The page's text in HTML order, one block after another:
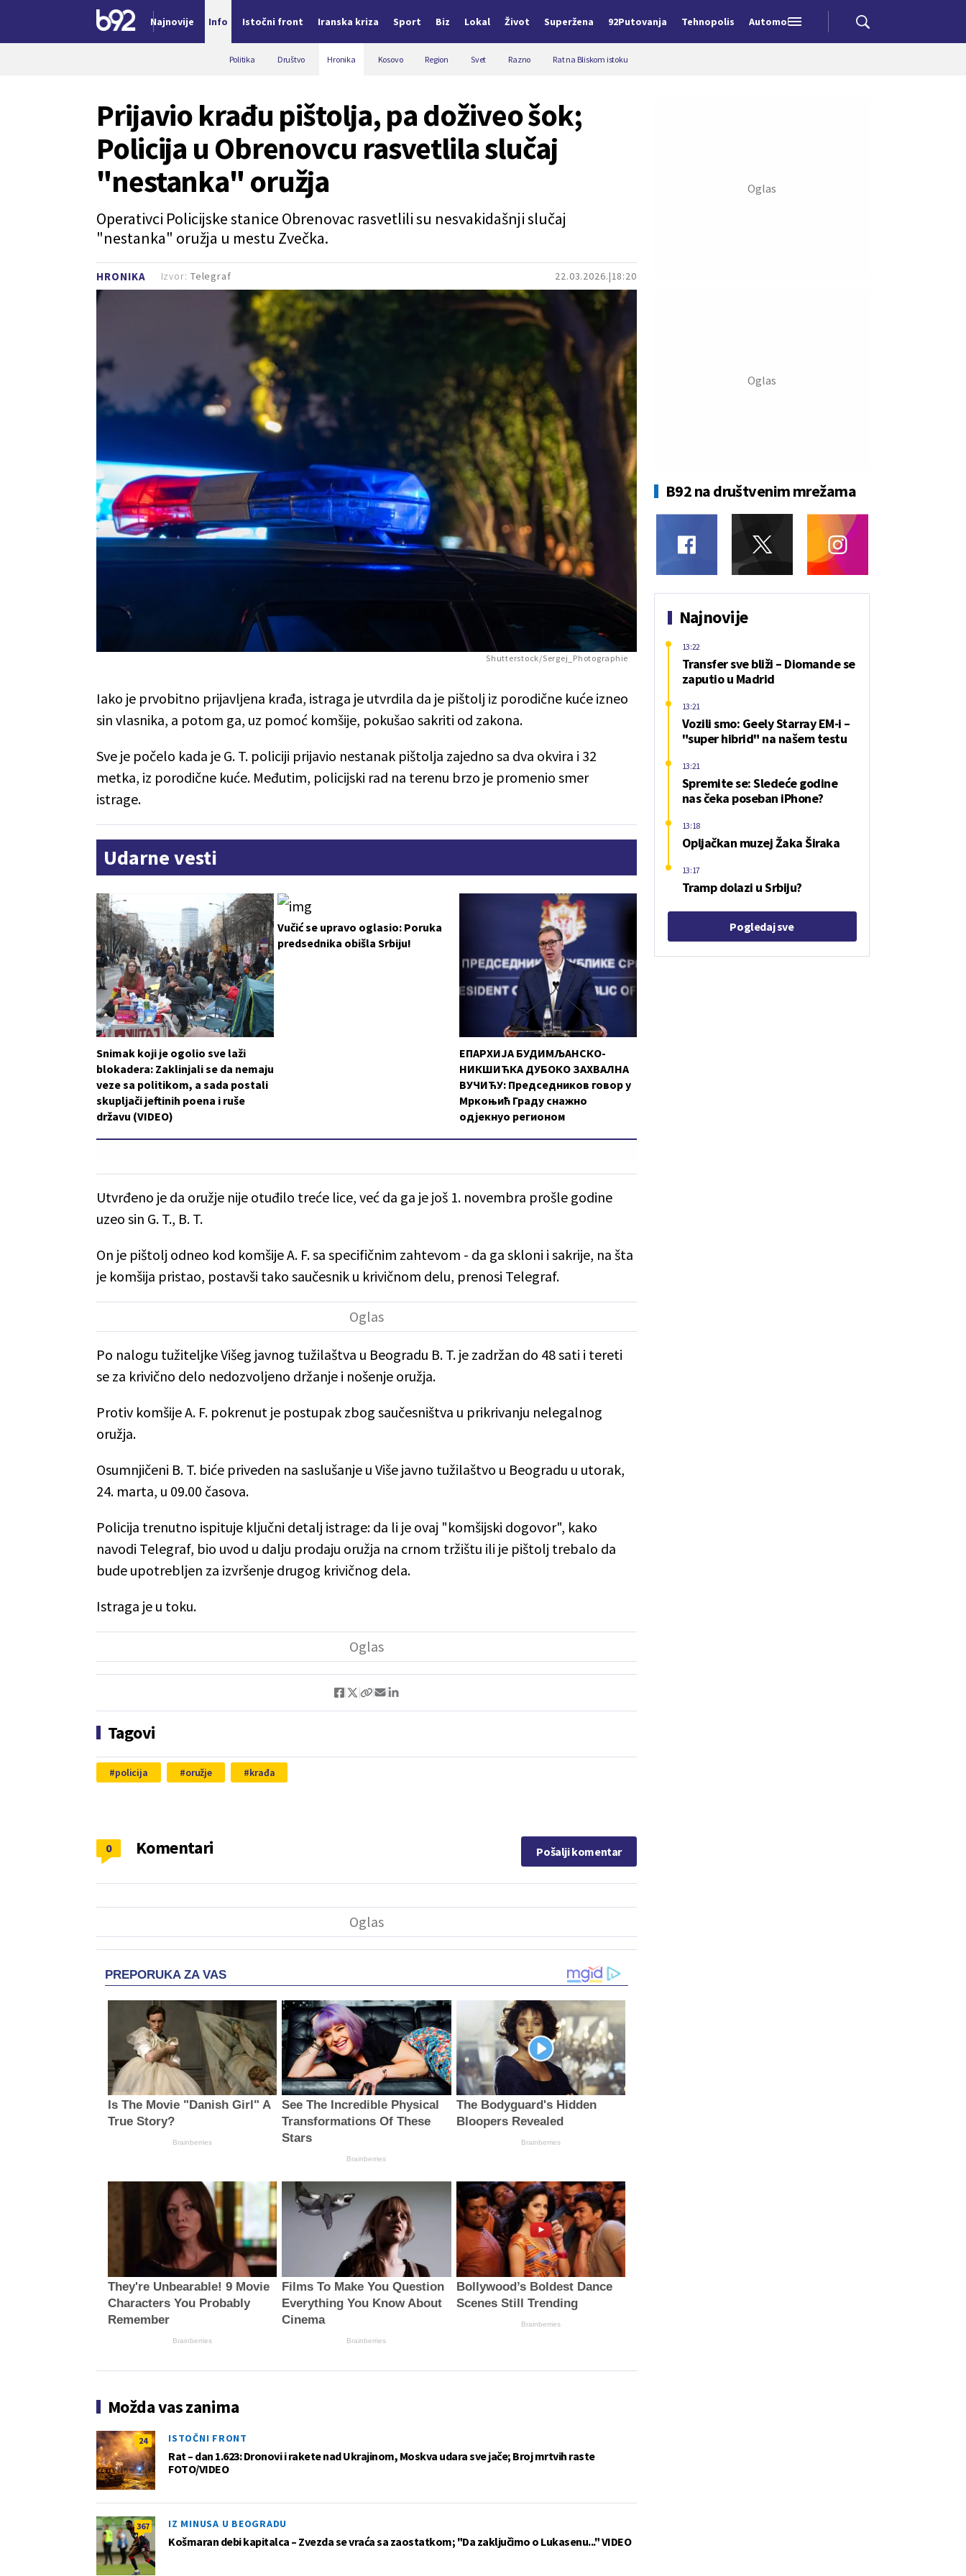
Najnovije Info Istočni front Iranska kriza Sport Biz Lokal Život Superžena 92Putovanja Tehnopolis Automobili
Politika Društvo Hronika Kosovo Region Svet Razno Rat na Bliskom istoku
HRONIKA 22.03.2026. 18:20
Prijavio krađu pištolja, pa doživeo šok;
Policija u Obrenovcu rasvetlila slučaj
"nestanka" oružja
Operativci Policijske stanice Obrenovac rasvetlili su nesvakidašnji slučaj
"nestanka" oružja u mestu Zvečka.
Izvor: Telegraf
Shutterstock/Sergej_Photographie
Iako je prvobitno prijavljena krađa, istraga je utvrdila da je pištolj iz porodične kuće izneo
sin vlasnika, a potom ga, uz pomoć komšije, pokušao sakriti od zakona.
Sve je počelo kada je G. T. policiji prijavio nestanak pištolja zajedno sa dva okvira i 32
metka, iz porodične kuće. Međutim, policijski rad na terenu brzo je promenio smer
istrage.
Udarne vesti
Snimak koji je ogolio sve laži
blokadera: Zaklinjali se da nemaju
veze sa politikom, a sada postali
skupljači jeftinih poena i ruše
državu (VIDEO)
Vučić se upravo oglasio: Poruka
predsednika obišla Srbiju!
ЕПАРХИЈА БУДИМЉАНСКО-
НИКШИЋКА ДУБОКО ЗАХВАЛНА
ВУЧИЋУ: Председников говор у
Мркоњић Граду снажно
одјекнуо регионом
Utvrđeno je da oružje nije otuđilo treće lice, već da ga je još 1. novembra prošle godine
uzeo sin G. T., B. T.
On je pištolj odneo kod komšije A. F. sa specifičnim zahtevom - da ga skloni i sakrije, na šta
je komšija pristao, postavši tako saučesnik u krivičnom delu, prenosi Telegraf.
Po nalogu tužiteljke Višeg javnog tužilaštva u Beogradu B. T. je zadržan do 48 sati i tereti
se za krivično delo nedozvoljeno držanje i nošenje oružja.
Protiv komšije A. F. pokrenut je postupak zbog saučesništva u prikrivanju nelegalnog
oružja.
Osumnjičeni B. T. biće priveden na saslušanje u Više javno tužilaštvo u Beogradu u utorak,
24. marta, u 09.00 časova.
Policija trenutno ispituje ključni detalj istrage: da li je ovaj "komšijski dogovor", kako
navodi Telegraf, bio uvod u dalju prodaju oružja na crnom tržištu ili je pištolj trebalo da
bude upotrebljen za izvršenje drugog krivičnog dela.
Istraga je u toku.
Tagovi
policija oružje krađa
Komentari
0 Pošalji komentar
PREPORUKA ZA VAS
Is The Movie "Danish Girl" A
True Story?
Brainberries
See The Incredible Physical
Transformations Of These
Stars
Brainberries
The Bodyguard's Hidden
Bloopers Revealed
Brainberries
They're Unbearable! 9 Movie
Characters You Probably
Remember
Brainberries
Films To Make You Question
Everything You Know About
Cinema
Brainberries
Bollywood’s Boldest Dance
Scenes Still Trending
Brainberries
Možda vas zanima
24 ISTOČNI FRONT
Rat – dan 1.623: Dronovi i rakete nad Ukrajinom, Moskva udara sve jače; Broj mrtvih raste
FOTO/VIDEO
367 IZ MINUSA U BEOGRADU
Košmaran debi kapitalca – Zvezda se vraća sa zaostatkom; "Da zaključimo o Lukasenu..." VIDEO
B92 na društvenim mrežama
Najnovije
Transfer sve bliži – Diomande se
zaputio u Madrid
13:22
Vozili smo: Geely Starray EM-i –
"super hibrid" na našem testu
13:21
Spremite se: Sledeće godine
nas čeka poseban iPhone?
13:21
Opljačkan muzej Žaka Širaka
13:18
Tramp dolazi u Srbiju?
13:17
Pogledaj sve